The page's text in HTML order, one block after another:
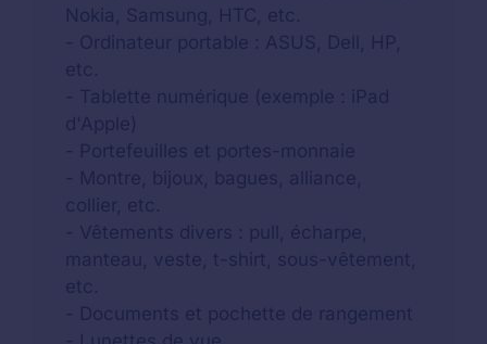
Nokia, Samsung, HTC, etc.
- Ordinateur portable : ASUS, Dell, HP,
etc.
- Tablette numérique (exemple : iPad
d'Apple)
- Portefeuilles et portes-monnaie
- Montre, bijoux, bagues, alliance,
collier, etc.
- Vêtements divers : pull, écharpe,
manteau, veste, t-shirt, sous-vêtement,
etc.
- Documents et pochette de rangement